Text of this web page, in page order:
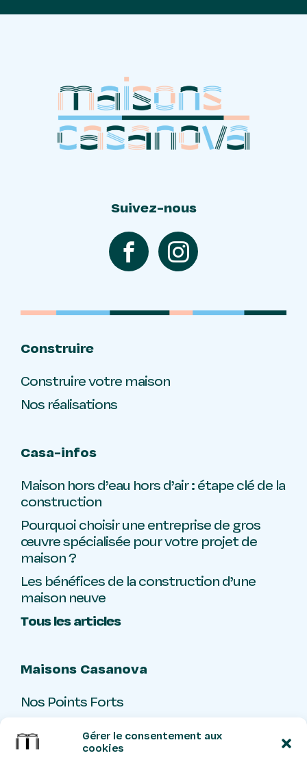
Gérer le consentement aux
cookies
Suivez-nous
Construire
Construire votre maison
Nos réalisations
Casa-infos
Maison hors d’eau hors d’air : étape clé de la
construction
Pourquoi choisir une entreprise de gros
œuvre spécialisée pour votre projet de
maison ?
Les bénéfices de la construction d’une
maison neuve
Tous les articles
Maisons Casanova
Nos Points Forts
Contact